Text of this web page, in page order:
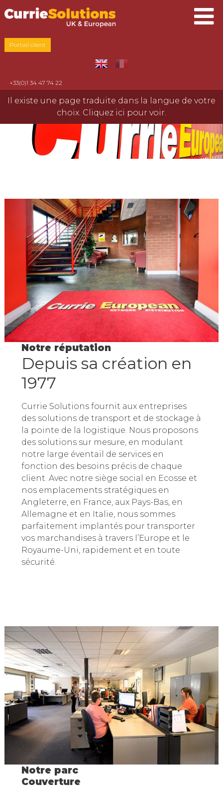
Portail client
+33(0)1 34 47 74 22
Il existe une page traduite dans la langue de votre
choix. Cliquez ici pour voir.
Notre réputation
Depuis sa création en
1977
Currie Solutions fournit aux entreprises
des solutions de transport et de stockage à
la pointe de la logistique. Nous proposons
des solutions sur mesure, en modulant
notre large éventail de services en
fonction des besoins précis de chaque
client. Avec notre siège social en Ecosse et
nos emplacements stratégiques en
Angleterre, en France, aux Pays-Bas, en
Allemagne et en Italie, nous sommes
parfaitement implantés pour transporter
vos marchandises à travers l’Europe et le
Royaume-Uni, rapidement et en toute
sécurité.
Notre parc
Couverture